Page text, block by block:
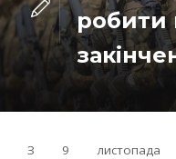
робити
З 9 листопада